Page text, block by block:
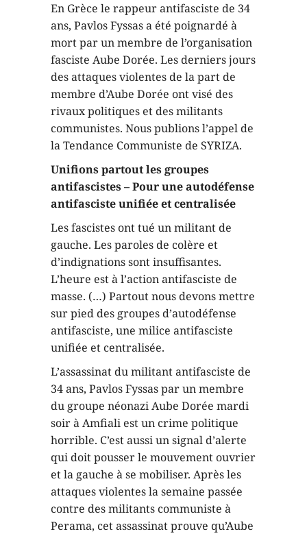
En Grèce le rappeur antifasciste de 34
ans, Pavlos Fyssas a été poignardé à
mort par un membre de l’organisation
fasciste Aube Dorée. Les derniers jours
des attaques violentes de la part de
membre d’Aube Dorée ont visé des
rivaux politiques et des militants
communistes. Nous publions l’appel de
la Tendance Communiste de SYRIZA.
Unifions partout les groupes
antifascistes – Pour une autodéfense
antifasciste unifiée et centralisée
Les fascistes ont tué un militant de
gauche. Les paroles de colère et
d’indignations sont insuffisantes.
L’heure est à l’action antifasciste de
masse. (…) Partout nous devons mettre
sur pied des groupes d’autodéfense
antifasciste, une milice antifasciste
unifiée et centralisée.
L’assassinat du militant antifasciste de
34 ans, Pavlos Fyssas par un membre
du groupe néonazi Aube Dorée mardi
soir à Amfiali est un crime politique
horrible. C’est aussi un signal d’alerte
qui doit pousser le mouvement ouvrier
et la gauche à se mobiliser. Après les
attaques violentes la semaine passée
contre des militants communiste à
Perama, cet assassinat prouve qu’Aube